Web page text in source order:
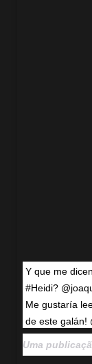
Y que me
#Heidi?
Me gustaría
de este galán!
Uma publicação